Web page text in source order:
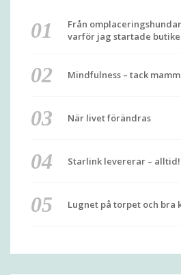
Från
varför jag startade
Mindfulness – tack
När livet förändras
Starlink levererar – alltid!
Lugnet på torpet och bra